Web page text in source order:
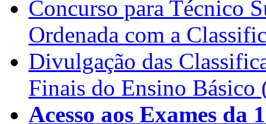
Concurso para Técnico
Ordenada com a
Divulgação das
Finais do Ensino Básico
Acesso aos Exames da